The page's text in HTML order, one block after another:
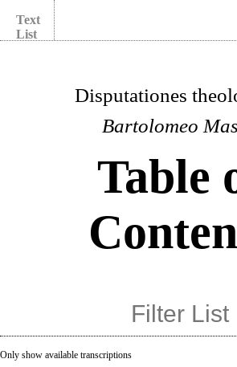
Text
List
Disputationes
Bartolomeo
Table
Only show available transcriptions